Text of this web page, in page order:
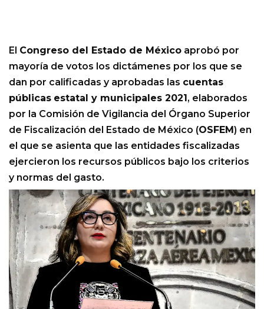
El Congreso del Estado de México aprobó por
mayoría de votos los dictámenes por los que se
dan por calificadas y aprobadas las cuentas
públicas estatal y municipales 2021, elaborados
por la Comisión de Vigilancia del Órgano Superior
de Fiscalización del Estado de México (OSFEM) en
el que se asienta que las entidades fiscalizadas
ejercieron los recursos públicos bajo los criterios
y normas del gasto.